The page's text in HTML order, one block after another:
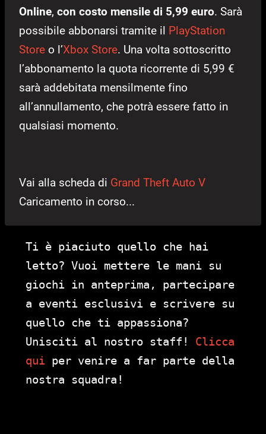
Online, con costo mensile di 5,99 euro. Sarà
possibile abbonarsi tramite il PlayStation
Store o l’Xbox Store. Una volta sottoscritto
l’abbonamento la quota ricorrente di 5,99 €
sarà addebitata mensilmente fino
all’annullamento, che potrà essere fatto in
qualsiasi momento.
Vai alla scheda di Grand Theft Auto V
Caricamento in corso...
Ti è piaciuto quello che hai
letto? Vuoi mettere le mani su
giochi in anteprima, partecipare
a eventi esclusivi e scrivere su
quello che ti appassiona?
Unisciti al nostro staff! Clicca
qui per venire a far parte della
nostra squadra!